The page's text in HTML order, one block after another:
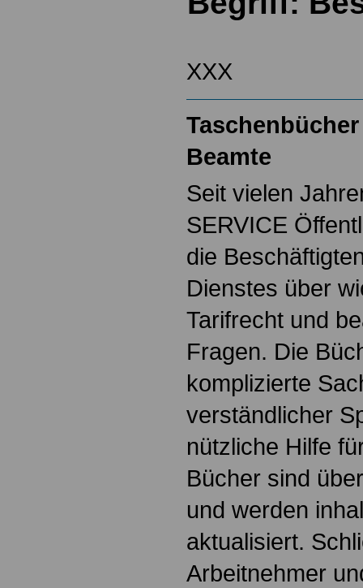
XXX
Beamte
Seit vielen
SERVICE
die
Dienstes über
Tarifrecht und
Fragen. Die
komplizierte
verständlicher
nützliche Hilfe
Bücher sind
und werden
aktualisiert.
Arbeitnehmer